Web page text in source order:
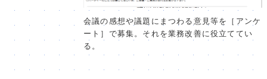
会議の感想や議題にまつわる意見等を［アンケ
ート］で募集。それを業務改善に役立ててい
る。